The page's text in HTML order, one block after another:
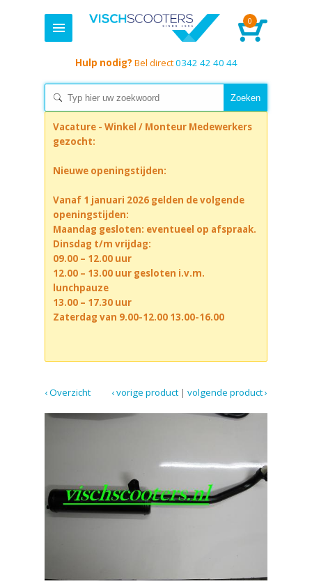
0
Hulp nodig? Bel direct0342 42 40 44
Vacature - Winkel / Monteur Medewerkers
gezocht:
Nieuwe openingstijden:
Vanaf 1 januari 2026 gelden de volgende
openingstijden:
Maandag gesloten: eventueel op afspraak.
Dinsdag t/m vrijdag:
09.00 – 12.00 uur
12.00 – 13.00 uur gesloten i.v.m.
lunchpauze
13.00 – 17.30 uur
Zaterdag van 9.00-12.00 13.00-16.00
‹ Overzicht volgende product ›
|
‹ vorige product